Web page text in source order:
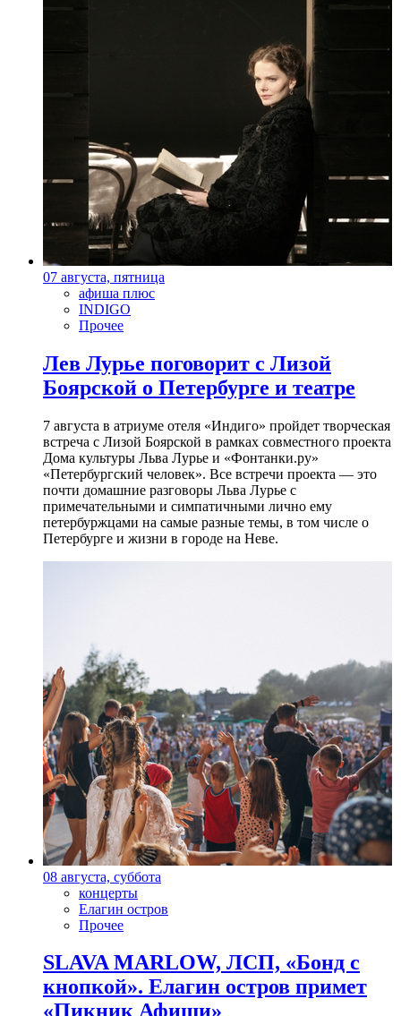
07 августа, пятница
афиша плюс
INDIGO
Прочее
Лев Лурье поговорит с Лизой
Боярской о Петербурге и театре
7 августа в атриуме отеля «Индиго» пройдет творческая
встреча с Лизой Боярской в рамках совместного проекта
Дома культуры Льва Лурье и «Фонтанки.ру»
«Петербургский человек». Все встречи проекта — это
почти домашние разговоры Льва Лурье с
примечательными и симпатичными лично ему
петербуржцами на самые разные темы, в том числе о
Петербурге и жизни в городе на Неве.
08 августа, суббота
концерты
Елагин остров
Прочее
SLAVA MARLOW, ЛСП, «Бонд с
кнопкой». Елагин остров примет
«Пикник Афиши»